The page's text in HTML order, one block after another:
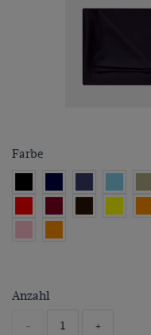
Farbe
Anzahl
- +